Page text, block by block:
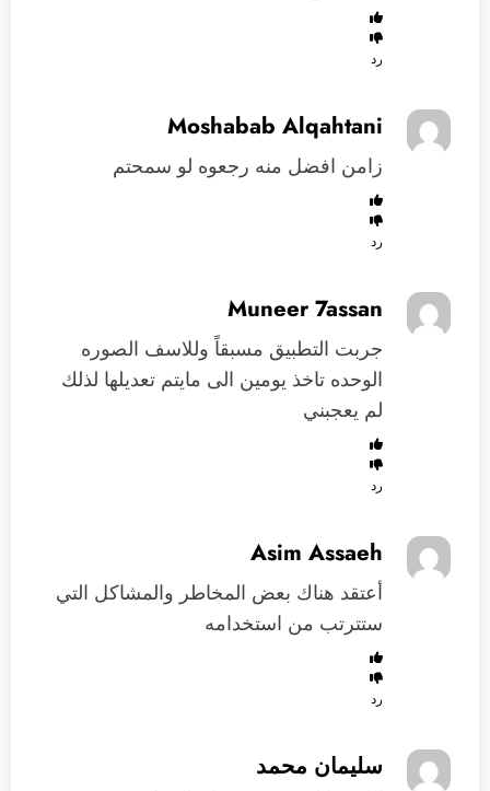
رد
Moshabab Alqahtani
زامن افضل منه رجعوه لو سمحتم
رد
Muneer 7assan
جربت التطبيق مسبقاً وللاسف الصوره
الوحده تاخذ يومين الى مايتم تعديلها لذلك
لم يعجبني
رد
Asim Assaeh
أعتقد هناك بعض المخاطر والمشاكل التي
ستترتب من استخدامه
رد
سليمان محمد